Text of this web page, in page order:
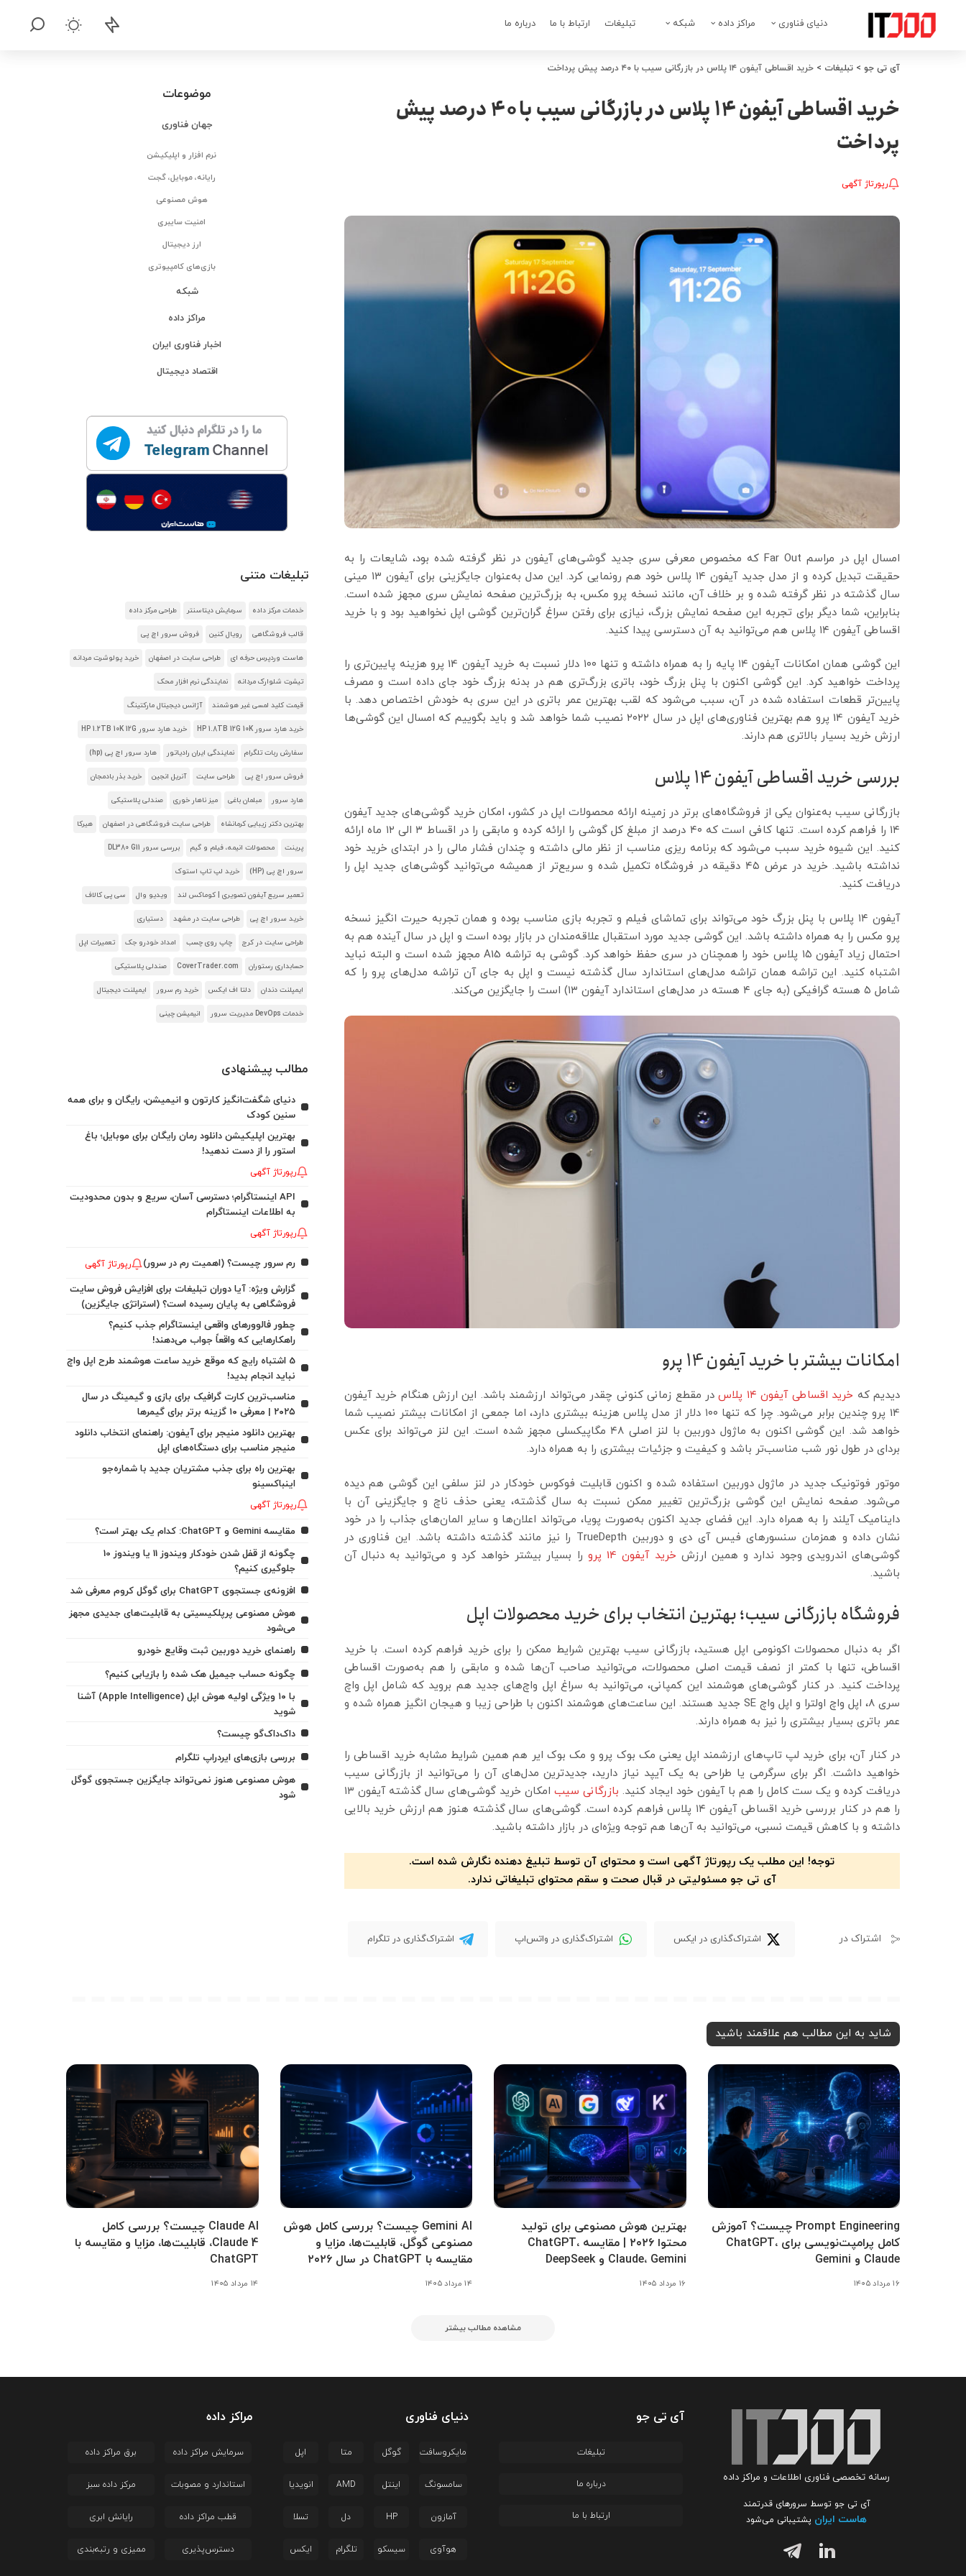
دنیای فناوری مراکز داده شبکه تبلیغات ارتباط با ما درباره ما
آی تی جو > تبلیغات > خرید اقساطی آیفون ۱۴ پلاس در بازرگانی سیب با ۴۰ درصد پیش پرداخت
خرید اقساطی آیفون ۱۴ پلاس در بازرگانی سیب با ۴۰ درصد پیش
پرداخت
رپورتاژ آگهی
امسال اپل در مراسم Far Out که مخصوص معرفی سری جدید گوشی‌های آیفون در نظر گرفته شده بود، شایعات را به
حقیقت تبدیل کرده و از مدل جدید آیفون ۱۴ پلاس خود هم رونمایی کرد. این مدل به‌عنوان جایگزینی برای آیفون ۱۳ مینی
سال گذشته در نظر گرفته شده و بر خلاف آن، مانند نسخه پرو مکس، به بزرگ‌ترین صفحه نمایش سری مجهز شده است.
بنابراین، شما دیگر برای تجربه این صفحه نمایش بزرگ، نیازی برای رفتن سراغ گران‌ترین گوشی اپل نخواهید بود و با خرید
اقساطی آیفون ۱۴ پلاس هم می‌توانید به آن دسترسی پیدا کنید.
این گوشی همان امکانات آیفون ۱۴ پایه را به همراه داشته و تنها ۱۰۰ دلار نسبت به خرید آیفون 14 پرو هزینه پایین‌تری را
پرداخت خواهید کرد. این گوشی اکنون با پنل بزرگ خود، باتری بزرگ‌تری هم در بدنه بزرگ خود جای داده است و مصرف
پایین‌تر قطعات استفاده شده در آن، سبب می‌شود که لقب بهترین عمر باتری در این سری به خودش اختصاص دهد. با
خرید آیفون 14 پرو هم بهترین فناوری‌های اپل در سال ۲۰۲۲ نصیب شما خواهد شد و باید بگوییم که امسال این گوشی‌ها
ارزش خرید بسیار بالاتری هم دارند.
بررسی خرید اقساطی آیفون ۱۴ پلاس
بازرگانی سیب به‌عنوان یکی از فروشگاه‌های برتر در زمینه ارائه محصولات اپل در کشور، امکان خرید گوشی‌های جدید آیفون
۱۴ را فراهم کرده است. تنها کافی است که ۴۰ درصد از مبلغ کل گوشی را ارائه کرده و مابقی را در اقساط ۳ الی ۱۲ ماه ارائه
کنید. این شیوه خرید سبب می‌شود که برنامه ریزی مناسب از نظر مالی داشته و چندان فشار مالی را در ابتدای خرید خود
نداشته باشید. خرید در عرض ۴۵ دقیقه در فروشگاه تکمیل شده و سریع‌تر از همیشه می‌توانید گوشی‌های جدید اپل را
دریافت کنید.
آیفون ۱۴ پلاس با پنل بزرگ خود می‌تواند برای تماشای فیلم و تجربه بازی مناسب بوده و همان تجربه حیرت انگیز نسخه‌
پرو مکس را به همراه داشته باشد. این گوشی جدید مورد استقبال علاقه‌مندان در بازار بوده است و اپل در سال آینده هم به
احتمال زیاد آیفون ۱۵ پلاس خود را همچنان در سری حفظ خواهد کرد. گوشی به تراشه A15 مجهز شده است و البته نباید
اشتباه کنید. این تراشه همان تراشه مدل‌های استاندارد سال گذشته نیست و اپل به جای آن تراشه مدل‌های پرو را که
شامل ۵ هسته گرافیکی (به جای ۴ هسته در مدل‌های استاندارد آیفون ۱۳) است را جایگزین می‌کند.
امکانات بیشتر با خرید آیفون 14 پرو
دیدیم که خرید اقساطی آیفون ۱۴ پلاس
در مقطع زمانی کنونی چقدر می‌تواند ارزشمند باشد. این ارزش هنگام خرید آیفون
14 پرو چندین برابر می‌شود. چرا که تنها ۱۰۰ دلار از مدل پلاس هزینه بیشتری دارد، اما جمعی از امکانات بیشتر نصیب شما
خواهد شد. این گوشی اکنون به ماژول دوربین با لنز اصلی ۴۸ مگاپیکسلی مجهز شده است. این لنز می‌تواند برای عکس
بردای در طول نور شب مناسب‌تر باشد و کیفیت و جزئیات بیشتری را به همراه دارد.
موتور فوتونیک جدید در ماژول دوربین استفاده شده و اکنون قابلیت فوکوس خودکار در لنز سلفی این گوشی هم دیده
می‌شود. صفحه نمایش این گوشی بزرگ‌ترین تغییر ممکن نسبت به سال گذشته، یعنی حذف ناچ و جایگزینی آن با
داینامیک آیلند را به همراه دارد. این فضای جدید اکنون به‌صورت پویا، می‌تواند اعلان‌ها و سایر المان‌های جذاب را در خود
نشان داده و همزمان سنسورهای فیس آی دی و دوربین TrueDepth را نیز مانند گذشته داشته باشد. این فناوری در
گوشی‌های اندرویدی وجود ندارد و همین ارزش خرید آیفون 14 پرو
را بسیار بیشتر خواهد کرد و می‌توانید به دنبال آن
باشید.
فروشگاه بازرگانی سیب؛ بهترین انتخاب برای خرید محصولات اپل
اگر به دنبال محصولات اکونومی اپل هستید، بازرگانی سیب بهترین شرایط ممکن را برای خرید فراهم کرده است. با خرید
اقساطی، تنها با کمتر از نصف قیمت اصلی محصولات، می‌توانید صاحب آن‌ها شده و مابقی را هم به‌صورت اقساطی
پرداخت کنید. در کنار گوشی‌های هوشمند این کمپانی، می‌توانید به سراغ اپل واچ‌های جدید هم بروید که شامل اپل واچ
سری ۸، اپل واچ اولترا و اپل واچ SE جدید هستند. این ساعت‌های هوشمند اکنون با طراحی زیبا و هیجان انگیز همراه شده و
عمر باتری بسیار بیشتری را نیز به همراه دارند.
در کنار آن، برای خرید لپ تاپ‌های ارزشمند اپل یعنی مک بوک پرو و مک بوک ایر هم همین شرایط مشابه خرید اقساطی را
خواهید داشت. اگر برای سرگرمی یا طراحی به یک آیپد نیاز دارید، جدیدترین مدل‌های آن را می‌توانید از بازرگانی سیب
دریافت کرده و یک ست کامل را هم با آیفون خود ایجاد کنید. بازرگانی سیب
امکان خرید گوشی‌های سال گذشته آیفون ۱۳
را هم در کنار بررسی خرید اقساطی آیفون ۱۴ پلاس فراهم کرده است. گوشی‌های سال گذشته هنوز هم ارزش خرید بالایی
داشته و با کاهش قیمت نسبی، می‌توانید به آن‌ها هم توجه ویژه‌ای در بازار داشته باشید.
توجه! این مطلب یک رپورتاژ آگهی است و محتوای آن توسط تبلیغ دهنده نگارش شده است.
آی تی جو مسئولیتی در قبال صحت و سقم محتوای تبلیغاتی ندارد.
اشتراک در اشتراک‌گذاری در ایکس اشتراک‌گذاری در واتس‌اپ اشتراک‌گذاری در تلگرام
موضوعات
جهان فناوری
نرم افزار و اپلیکیشن
رایانه، موبایل، گجت
هوش مصنوعی
امنیت سایبری
ارز دیجیتال
بازی‌های کامپیوتری
شبکه
مراکز داده
اخبار فناوری ایران
اقتصاد دیجیتال
تبلیغات متنی
خدمات مرکز داده سرمایش دیتاسنتر طراحی مرکز داده
قالب فروشگاهی رویال کنین فروش سرور اچ پی
هاست وردپرس حرفه ای طراحی سایت در اصفهان خرید پولوشرت مردانه
تیشرت شلوارک مردانه نمایندگی نرم افزار محک
قیمت کلید لمسی غیر هوشمند آژانس دیجیتال مارکتینگ
خرید هارد سرور HP 1.8TB 12G 10K خرید هارد سرور HP 1.2TB 10K 12G
سفارش ربات تلگرام نمایندگی ایران رادیاتور هارد سرور اچ پی (hp)
فروش سرور اچ پی طراحی سایت آنریل انجین خرید بذر بادمجان
هارد سرور مبلمان باغی میز ناهار خوری صندلی پلاستیکی
بهترین دکتر زیبایی کرمانشاه طراحی سایت فروشگاهی در اصفهان هیرکا
پرینت محصولات انیمه، فیلم و گیم بررسی سرور DL380 G11
سرور اچ پی (HP) خرید لپ تاپ استوک
تعمیر سریع آیفون تصویری | کوماکس لند ویدیو وال سی پی کالاف
خرید سرور اچ پی طراحی سایت در مشهد دستیاری
طراحی سایت در کرج چاپ روی چسب امداد خودرو جک تعمیرات اپل
حسابداری رستوران CoverTrader.com صندلی پلاستیکی
ایمپلنت دندان دلتا اف ایکس خرید رم سرور ایمپلنت دیجیتال
خدمات DevOps مدیریت سرور انیمیشن چینی
مطالب پیشنهادی
دنیای شگفت‌انگیز کارتون و انیمیشن، رایگان و برای همه
سنین کودک
بهترین اپلیکیشن دانلود رمان رایگان برای موبایل؛ باغ
استور را از دست ندهید!
رپورتاژ آگهی
API اینستاگرام؛ دسترسی آسان، سریع و بدون محدودیت
به اطلاعات اینستاگرام
رپورتاژ آگهی
رم سرور چیست؟ (اهمیت رم در سرور) رپورتاژ آگهی
گزارش ویژه: آیا دوران تبلیغات برای افزایش فروش سایت
فروشگاهی به پایان رسیده است؟ (استراتژی جایگزین)
چطور فالوورهای واقعی اینستاگرام جذب کنیم؟
راهکارهایی که واقعاً جواب می‌دهند!
5 اشتباه رایج که موقع خرید ساعت هوشمند طرح اپل واچ
نباید انجام بدید!
مناسب‌ترین کارت گرافیک برای بازی و گیمینگ در سال
۲۰۲۵ | معرفی ۱۰ گزینه برتر برای گیمرها
بهترین دانلود منیجر برای آیفون: راهنمای انتخاب دانلود
منیجر مناسب برای دستگاه‌های اپل
بهترین راه برای جذب مشتریان جدید با شماره‌جو
اینباکسینو
رپورتاژ آگهی
مقایسه Gemini و ChatGPT: کدام یک بهتر است؟
چگونه از قفل شدن خودکار ویندوز 11 یا ویندوز 10
جلوگیری کنیم؟
افزونه‌ی جستجوی ChatGPT برای گوگل کروم معرفی شد
هوش مصنوعی پرپلکیسیتی به قابلیت‌های جدیدی مجهز
می‌شود
راهنمای خرید دوربین ثبت وقایع خودرو
چگونه حساب جیمیل هک شده را بازیابی کنیم؟
با ۱۰ ویژگی اولیه هوش اپل (Apple Intelligence) آشنا
شوید
داک‌داک‌گو چیست؟
بررسی بازی‌های ایردراپ تلگرام
هوش مصنوعی هنوز نمی‌تواند جایگزین جستجوی گوگل
شود
شاید به این مطالب هم علاقمند باشید
Prompt Engineering چیست؟ آموزش
کامل پرامپت‌نویسی برای ChatGPT،
Claude و Gemini
۱۶ مرداد ۱۴۰۵
بهترین هوش مصنوعی برای تولید
محتوا ۲۰۲۶ | مقایسه ChatGPT،
Claude، Gemini و DeepSeek
۱۶ مرداد ۱۴۰۵
Gemini AI چیست؟ بررسی کامل هوش
مصنوعی گوگل، قابلیت‌ها، مزایا و
مقایسه با ChatGPT در سال ۲۰۲۶
۱۴ مرداد ۱۴۰۵
Claude AI چیست؟ بررسی کامل
Claude 4، قابلیت‌ها، مزایا و مقایسه با
ChatGPT
۱۴ مرداد ۱۴۰۵
مشاهده مطالب بیشتر
رسانه تخصصی فناوری اطلاعات و مراکز داده
آی تی جو توسط سرورهای قدرتمند
هاست ایران پشتیبانی می‌شود
آی تی جو
تبلیغات
درباره ما
ارتباط با ما
دنیای فناوری
مایکروسافت گوگل متا اپل
سامسونگ اینتل AMD انویدیا
آمازون HP دل تسلا
هوآوی سیسکو تلگرام ایکس
مراکز داده
سرمایش مراکز داده برق مراکز داده
استاندارد و مصوبات مرکز داده سبز
قطب مراکز داده رایانش ابری
دسترس‌پذیری ممیزی و رتبه‌بندی